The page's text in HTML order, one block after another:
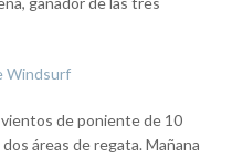
Windsurf
vientos de poniente de 10
áreas de regata. Mañana